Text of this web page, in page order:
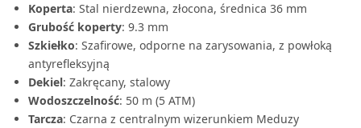
Koperta: Stal nierdzewna, złocona, średnica 36 mm
Grubość koperty: 9.3 mm
Szkiełko: Szafirowe, odporne na zarysowania, z powłoką
antyrefleksyjną
Dekiel: Zakręcany, stalowy
Wodoszczelność: 50 m (5 ATM)
Tarcza: Czarna z centralnym wizerunkiem Meduzy